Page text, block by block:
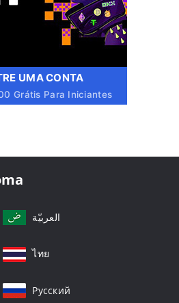
UMA CONTA
Grátis Para Iniciantes
العربيّة
ไทย
Русский